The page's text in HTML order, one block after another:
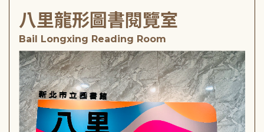
八里龍形圖書閱覽室
Bail Longxing Reading Room